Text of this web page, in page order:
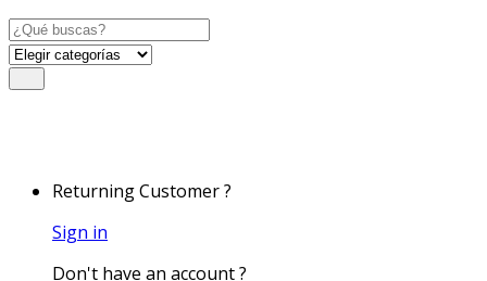
Search
for:
Returning Customer ?
Sign in
Don't have an account ?